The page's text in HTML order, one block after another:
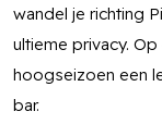
wandel je richting
ultieme privacy.
hoogseizoen een
bar.